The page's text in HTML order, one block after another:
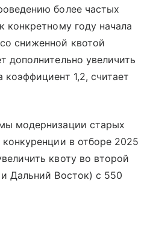
более частых
конкретному году начала
сниженной квотой
дополнительно увеличить
коэффициент 1,2, считает
модернизации старых
в отборе 2025
квоту во второй
Дальний Восток) с 550